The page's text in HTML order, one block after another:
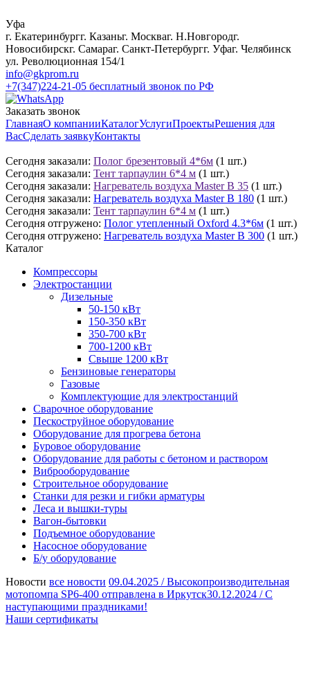
Уфа
г. Екатеринбургг. Казаньг. Москваг. Н.Новгородг.
Новосибирскг. Самараг. Санкт-Петербургг. Уфаг. Челябинск
ул. Революционная 154/1
info@gkprom.ru
+7(347)224-21-05 бесплатный звонок по РФ
Заказать звонок
ГлавнаяО компанииКаталогУслугиПроектыРешения для
ВасСделать заявкуКонтакты
Сегодня заказали: Полог брезентовый 4*6м (1 шт.)
Сегодня заказали: Тент тарпаулин 6*4 м (1 шт.)
Сегодня заказали: Нагреватель воздуха Master B 35 (1 шт.)
Сегодня заказали: Нагреватель воздуха Master B 180 (1 шт.)
Сегодня заказали: Тент тарпаулин 6*4 м (1 шт.)
Сегодня отгружено: Полог утепленный Oxford 4.3*6м (1 шт.)
Сегодня отгружено: Нагреватель воздуха Master B 300 (1 шт.)
Каталог
Компрессоры
Электростанции
Дизельные
50-150 кВт
150-350 кВт
350-700 кВт
700-1200 кВт
Свыше 1200 кВт
Бензиновые генераторы
Газовые
Комплектующие для электростанций
Сварочное оборудование
Пескоструйное оборудование
Оборудование для прогрева бетона
Буровое оборудование
Оборудование для работы с бетоном и раствором
Виброоборудование
Строительное оборудование
Станки для резки и гибки арматуры
Леса и вышки-туры
Вагон-бытовки
Подъемное оборудование
Насосное оборудование
Б/у оборудование
Новости все новости 09.04.2025 /Высокопроизводительная
мотопомпа SP6-400 отправлена в Иркутск30.12.2024 /С
наступающими праздниками!
Наши сертификаты